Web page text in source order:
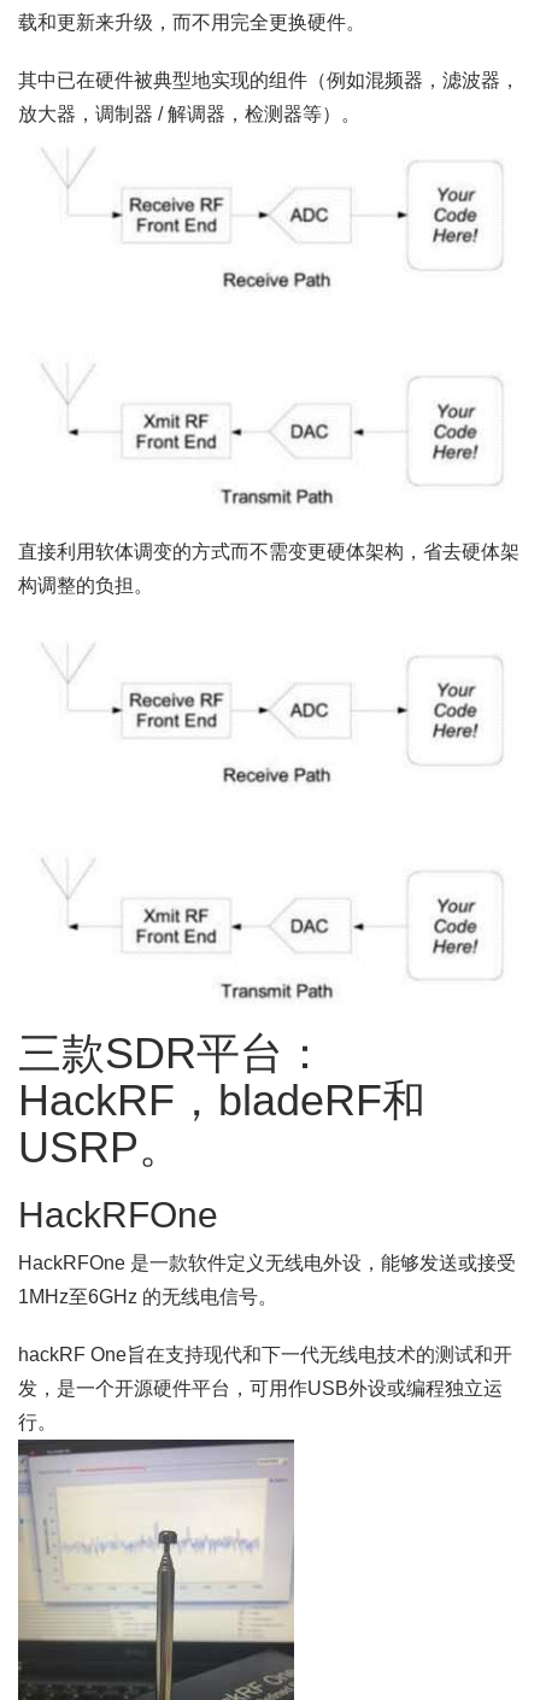
载和更新来升级，而不用完全更换硬件。
其中已在硬件被典型地实现的组件（例如混频器，滤波器，
放大器，调制器 / 解调器，检测器等）。
直接利用软体调变的方式而不需变更硬体架构，省去硬体架
构调整的负担。
三款SDR平台：
HackRF，bladeRF和
USRP。
HackRFOne
HackRFOne 是一款软件定义无线电外设，能够发送或接受
1MHz至6GHz 的无线电信号。
hackRF One旨在支持现代和下一代无线电技术的测试和开
发，是一个开源硬件平台，可用作USB外设或编程独立运
行。